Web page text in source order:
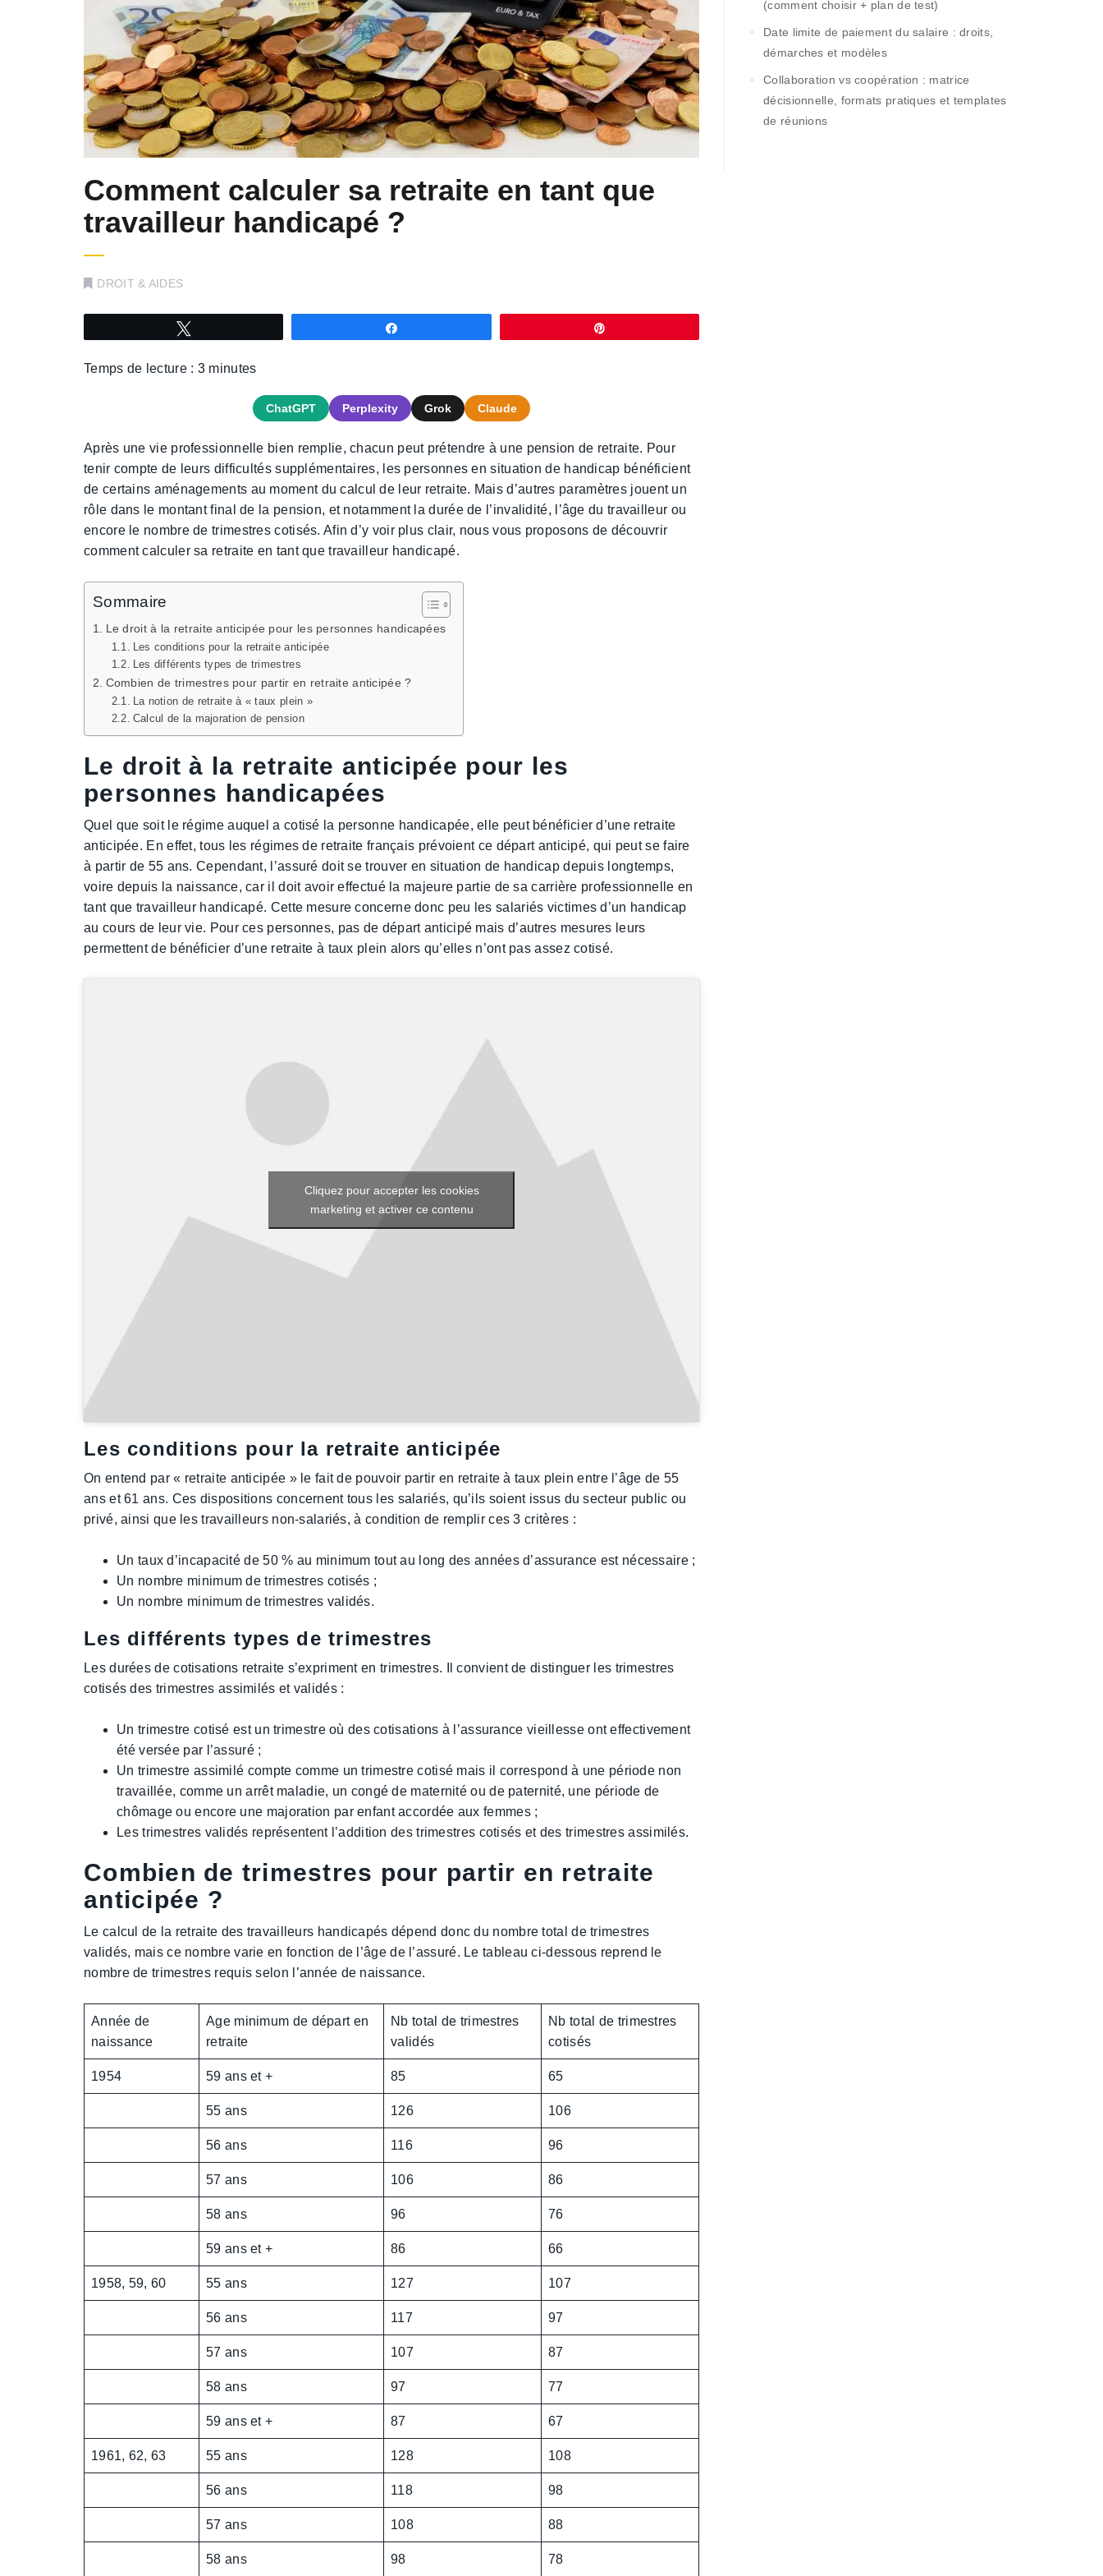
Comment calculer sa retraite en tant que
travailleur handicapé ?
DROIT & AIDES
Temps de lecture : 3 minutes
ChatGPT Perplexity Grok Claude
Après une vie professionnelle bien remplie, chacun peut prétendre à une pension de retraite. Pour
tenir compte de leurs difficultés supplémentaires, les personnes en situation de handicap bénéficient
de certains aménagements au moment du calcul de leur retraite. Mais d’autres paramètres jouent un
rôle dans le montant final de la pension, et notamment la durée de l’invalidité, l’âge du travailleur ou
encore le nombre de trimestres cotisés. Afin d’y voir plus clair, nous vous proposons de découvrir
comment calculer sa retraite en tant que travailleur handicapé.
Sommaire
Le droit à la retraite anticipée pour les personnes handicapées
Les conditions pour la retraite anticipée
Les différents types de trimestres
Combien de trimestres pour partir en retraite anticipée ?
La notion de retraite à « taux plein »
Calcul de la majoration de pension
Le droit à la retraite anticipée pour les
personnes handicapées
Quel que soit le régime auquel a cotisé la personne handicapée, elle peut bénéficier d’une retraite
anticipée. En effet, tous les régimes de retraite français prévoient ce départ anticipé, qui peut se faire
à partir de 55 ans. Cependant, l’assuré doit se trouver en situation de handicap depuis longtemps,
voire depuis la naissance, car il doit avoir effectué la majeure partie de sa carrière professionnelle en
tant que travailleur handicapé. Cette mesure concerne donc peu les salariés victimes d’un handicap
au cours de leur vie. Pour ces personnes, pas de départ anticipé mais d’autres mesures leurs
permettent de bénéficier d’une retraite à taux plein alors qu’elles n’ont pas assez cotisé.
Cliquez pour accepter les cookies
marketing et activer ce contenu
Les conditions pour la retraite anticipée
On entend par « retraite anticipée » le fait de pouvoir partir en retraite à taux plein entre l’âge de 55
ans et 61 ans. Ces dispositions concernent tous les salariés, qu’ils soient issus du secteur public ou
privé, ainsi que les travailleurs non-salariés, à condition de remplir ces 3 critères :
Un taux d’incapacité de 50 % au minimum tout au long des années d’assurance est nécessaire ;
Un nombre minimum de trimestres cotisés ;
Un nombre minimum de trimestres validés.
Les différents types de trimestres
Les durées de cotisations retraite s’expriment en trimestres. Il convient de distinguer les trimestres
cotisés des trimestres assimilés et validés :
Un trimestre cotisé est un trimestre où des cotisations à l’assurance vieillesse ont effectivement
été versée par l’assuré ;
Un trimestre assimilé compte comme un trimestre cotisé mais il correspond à une période non
travaillée, comme un arrêt maladie, un congé de maternité ou de paternité, une période de
chômage ou encore une majoration par enfant accordée aux femmes ;
Les trimestres validés représentent l’addition des trimestres cotisés et des trimestres assimilés.
Combien de trimestres pour partir en retraite
anticipée ?
Le calcul de la retraite des travailleurs handicapés dépend donc du nombre total de trimestres
validés, mais ce nombre varie en fonction de l’âge de l’assuré. Le tableau ci-dessous reprend le
nombre de trimestres requis selon l’année de naissance.
Année de
naissance
Age minimum de départ en
retraite
Nb total de trimestres
validés
Nb total de trimestres
cotisés
1954 59 ans et + 85 65
55 ans 126 106
56 ans 116 96
57 ans 106 86
58 ans 96 76
59 ans et + 86 66
1958, 59, 60 55 ans 127 107
56 ans 117 97
57 ans 107 87
58 ans 97 77
59 ans et + 87 67
1961, 62, 63 55 ans 128 108
56 ans 118 98
57 ans 108 88
58 ans 98 78
(comment choisir + plan de test)
Date limite de paiement du salaire : droits,
démarches et modèles
Collaboration vs coopération : matrice
décisionnelle, formats pratiques et templates
de réunions